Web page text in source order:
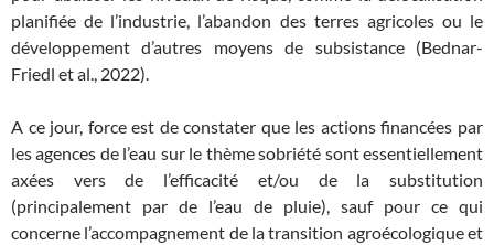
planifiée de l’industrie, l’abandon des terres agricoles ou le
développement d’autres moyens de subsistance (Bednar-
Friedl et al., 2022).
A ce jour, force est de constater que les actions financées par
les agences de l’eau sur le thème sobriété sont essentiellement
axées vers de l’efficacité et/ou de la substitution
(principalement par de l’eau de pluie), sauf pour ce qui
concerne l’accompagnement de la transition agroécologique et